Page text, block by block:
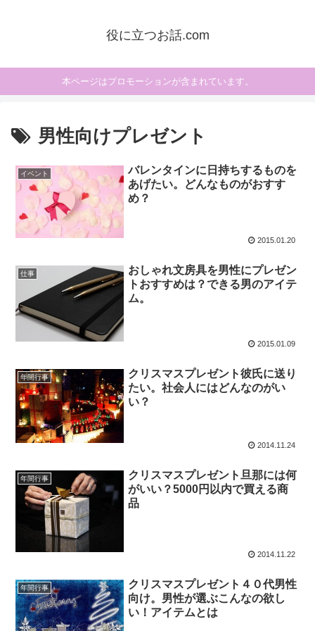
役に立つお話.com
本ページはプロモーションが含まれています。
男性向けプレゼント
イベント
バレンタインに日持ちするものを
あげたい。どんなものがおすす
め？
2015.01.20
仕事
おしゃれ文房具を男性にプレゼン
トおすすめは？できる男のアイテ
ム。
2015.01.09
年間行事
クリスマスプレゼント彼氏に送り
たい。社会人にはどんなのがい
い？
2014.11.24
年間行事
クリスマスプレゼント旦那には何
がいい？5000円以内で買える商
品
2014.11.22
年間行事
クリスマスプレゼント４０代男性
向け。男性が選ぶこんなの欲し
い！アイテムとは